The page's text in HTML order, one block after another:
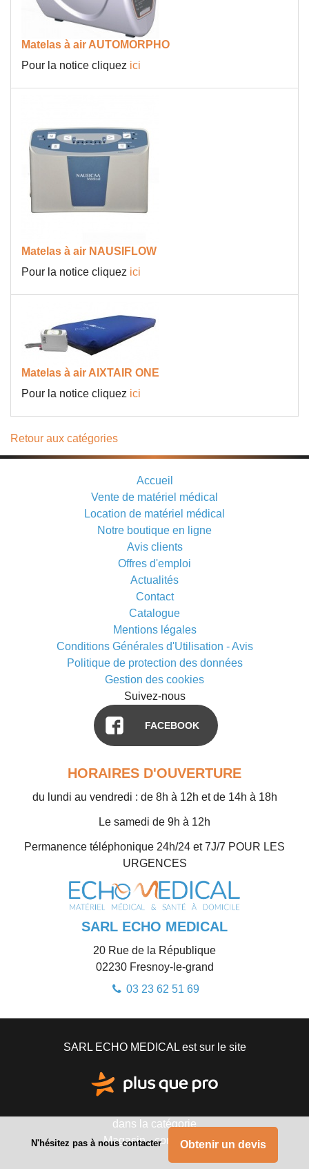
N'hésitez pas à nous contacter Obtenir un devis
Matelas à air AUTOMORPHO
Pour la notice cliquez ici
Matelas à air NAUSIFLOW
Pour la notice cliquez ici
Matelas à air AIXTAIR ONE
Pour la notice cliquez ici
Retour aux catégories
Accueil
Vente de matériel médical
Location de matériel médical
Notre boutique en ligne
Avis clients
Offres d'emploi
Actualités
Contact
Catalogue
Mentions légales
Conditions Générales d'Utilisation - Avis
Politique de protection des données
Gestion des cookies
Suivez-nous
FACEBOOK
HORAIRES D'OUVERTURE
du lundi au vendredi : de 8h à 12h et de 14h à 18h
Le samedi de 9h à 12h
Permanence téléphonique 24h/24 et 7J/7 POUR LES
URGENCES
SARL ECHO MEDICAL
20 Rue de la République
02230 Fresnoy-le-grand
03 23 62 51 69
SARL ECHO MEDICAL est sur le site
dans la catégorie
Magasin - commerce